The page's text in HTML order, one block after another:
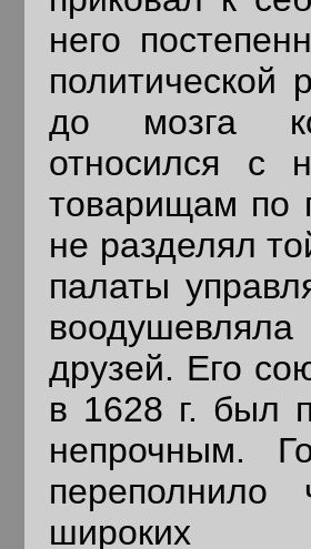
него
политической
до мозга
относился с
товарищам по
не разделял
палаты
друзей. Его
в 1628 г. был
непрочным.